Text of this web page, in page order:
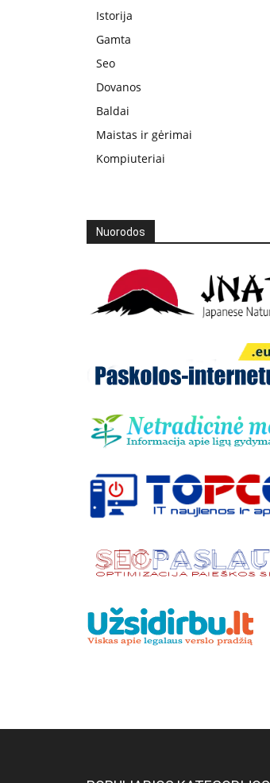
Istorija
Gamta
Seo
Dovanos
Baldai
Maistas ir gėrimai
Kompiuteriai
Nuorodos